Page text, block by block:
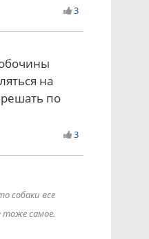
3
на
по
3
собаки все
тоже самое.